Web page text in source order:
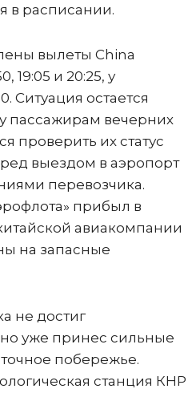
в расписании.
вылеты China
19:05 и 20:25, у
Ситуация остается
пассажирам вечерних
проверить их статус
выездом в аэропорт
перевозчика.
прибыл в
авиакомпании
на запасные
не достиг
уже принес сильные
побережье.
станция КНР